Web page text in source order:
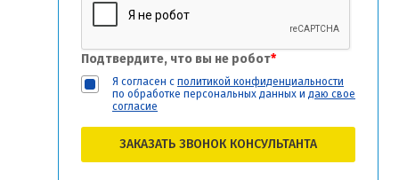
Подтвердите, что вы не робот*
Я согласен с политикой конфиденциальности
по обработке персональных данных и даю свое
согласие
ЗАКАЗАТЬ ЗВОНОК КОНСУЛЬТАНТА